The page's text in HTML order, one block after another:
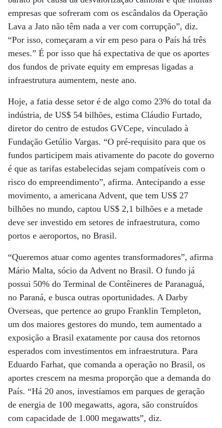
empresas que sofreram com os escândalos da Operação
Lava a Jato não têm nada a ver com corrupção”, diz.
“Por isso, começaram a vir em peso para o País há três
meses.” É por isso que há expectativa de que os aportes
dos fundos de private equity em empresas ligadas a
infraestrutura aumentem, neste ano.
Hoje, a fatia desse setor é de algo como 23% do total da
indústria, de US$ 54 bilhões, estima Cláudio Furtado,
diretor do centro de estudos GVCepe, vinculado à
Fundação Getúlio Vargas. “O pré-requisito para que os
fundos participem mais ativamente do pacote do governo
é que as tarifas estabelecidas sejam compatíveis com o
risco do empreendimento”, afirma. Antecipando a esse
movimento, a americana Advent, que tem US$ 27
bilhões no mundo, captou US$ 2,1 bilhões e a metade
deve ser investido em setores de infraestrutura, como
portos e aeroportos, no Brasil.
“Queremos atuar como agentes transformadores”, afirma
Mário Malta, sócio da Advent no Brasil. O fundo já
possui 50% do Terminal de Contêineres de Paranaguá,
no Paraná, e busca outras oportunidades. A Darby
Overseas, que pertence ao grupo Franklin Templeton,
um dos maiores gestores do mundo, tem aumentado a
exposição a Brasil exatamente por causa dos retornos
esperados com investimentos em infraestrutura. Para
Eduardo Farhat, que comanda a operação no Brasil, os
aportes crescem na mesma proporção que a demanda do
País. “Há 20 anos, investíamos em parques de geração
de energia de 100 megawatts, agora, são construídos
com capacidade de 1.000 megawatts”, diz.